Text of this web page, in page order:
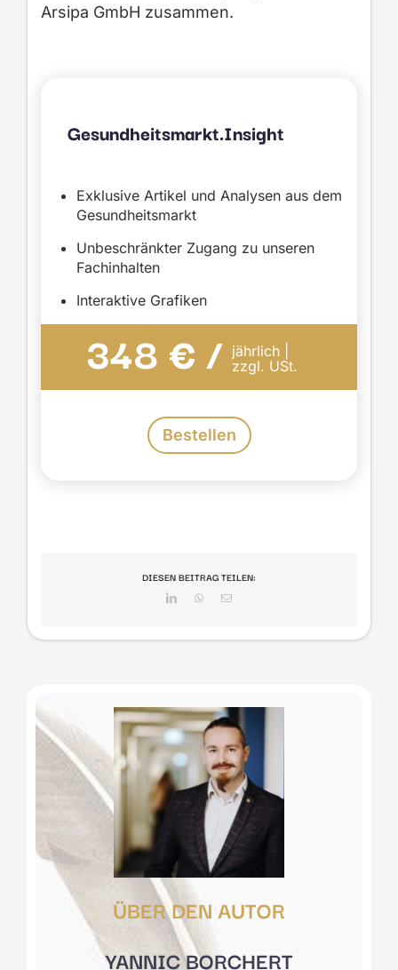
Arsipa GmbH zusammen.
Gesundheitsmarkt.Insight
Exklusive Artikel und Analysen aus dem
Gesundheitsmarkt
Unbeschränkter Zugang zu unseren
Fachinhalten
Interaktive Grafiken
348 € / jährlich |
zzgl. USt.
Bestellen
DIESEN BEITRAG TEILEN:
LinkedInWhatsApp
E-
ÜBER DEN AUTOR
YANNIC BORCHERT